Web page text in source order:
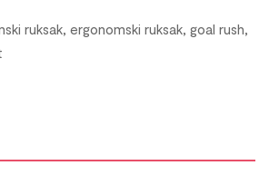
ruksak, ergonomski ruksak, goal rush,